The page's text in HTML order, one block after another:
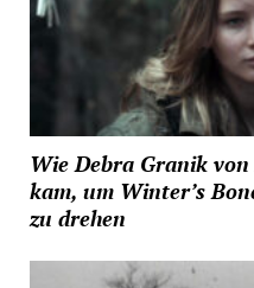
Wie Debra Granik
kam, um Winter’s
zu drehen